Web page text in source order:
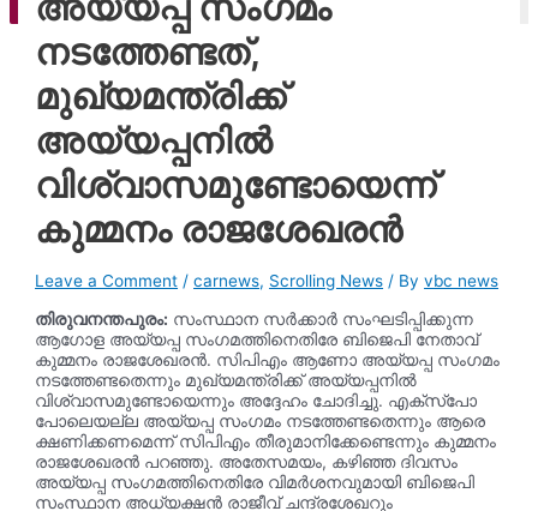
നടത്തേണ്ടത്,
മുഖ‍്യമന്ത്രിക്ക്
അയ്യപ്പനിൽ
വിശ്വാസമുണ്ടോയെന്ന്
കുമ്മനം രാജശേഖരൻ
Leave a Comment /carnews, Scrolling News / Byvbc news
തിരുവനന്തപുരം: സംസ്ഥാന സർക്കാർ സംഘടിപ്പിക്കുന്ന
ആഗോള അയ്യപ്പ സംഗമത്തിനെതിരേ ബിജെപി നേതാവ്
കുമ്മനം രാജശേഖരൻ. സിപിഎം ആണോ അയ്യപ്പ സംഗമം
നടത്തേണ്ടതെന്നും മുഖ‍്യമന്ത്രിക്ക് അയ്യപ്പനിൽ
വിശ്വാസമുണ്ടോയെന്നും അദ്ദേഹം ചോദിച്ചു. എക്സ്പോ
പോലെയല്ല അയ്യപ്പ സംഗമം നടത്തേണ്ടതെന്നും ആരെ
ക്ഷണിക്കണമെന്ന് സിപിഎം തീരുമാനിക്കേണ്ടെന്നും കുമ്മനം
രാജശേഖരൻ പറഞ്ഞു. അതേസമയം, കഴിഞ്ഞ ദിവസം
അയ്യപ്പ സംഗമത്തിനെതിരേ വിമർശനവുമായി ബിജെപി
സംസ്ഥാന അധ‍്യക്ഷൻ രാജീവ് ചന്ദ്രശേഖറും